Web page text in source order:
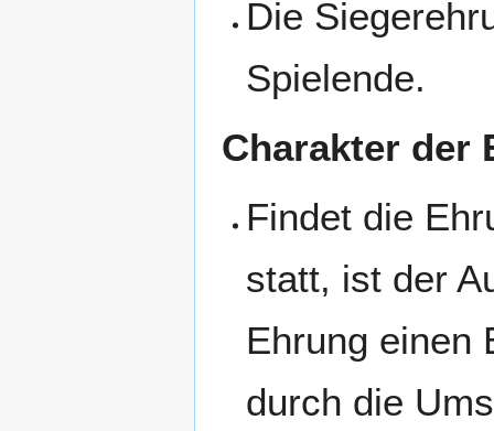
Die
Spielende.
Charakter der
Findet die
statt, ist der
Ehrung einen
durch die